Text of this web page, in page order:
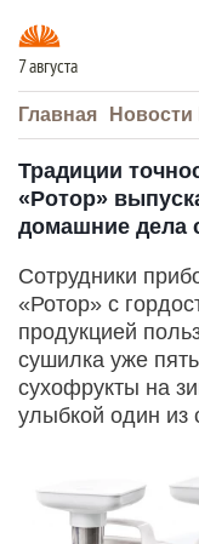
7 августа
Главная Новости
Традиции
«Ротор»
домашние дела
Сотрудники
«Ротор» с
продукцией
сушилка уже
сухофрукты на
улыбкой один из